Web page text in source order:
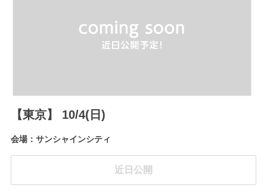
【東京】 10/4(日)
会場：サンシャインシティ
近日公開